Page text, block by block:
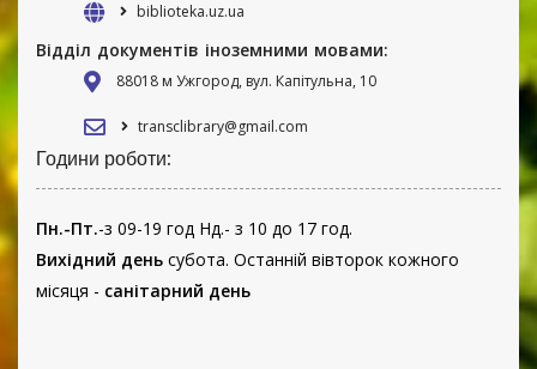
biblioteka.uz.ua
Відділ документів іноземними мовами:
88018 м Ужгород, вул. Капітульна, 10
transclibrary@gmail.com
Години роботи:
Пн.-Пт.-з 09-19 год Нд.- з 10 до 17 год.
Вихідний день субота. Останній вівторок кожного
місяця - санітарний день